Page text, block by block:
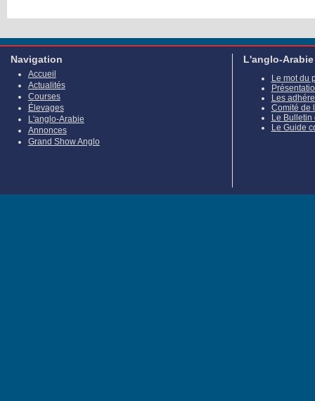
Navigation
Accueil
Actualités
Courses
Élevages
L'anglo-Arabie
Annonces
Grand Show Anglo
L'anglo-Arabie
Le mot du
Les
Comité de
Le Bulletin
Le Guide